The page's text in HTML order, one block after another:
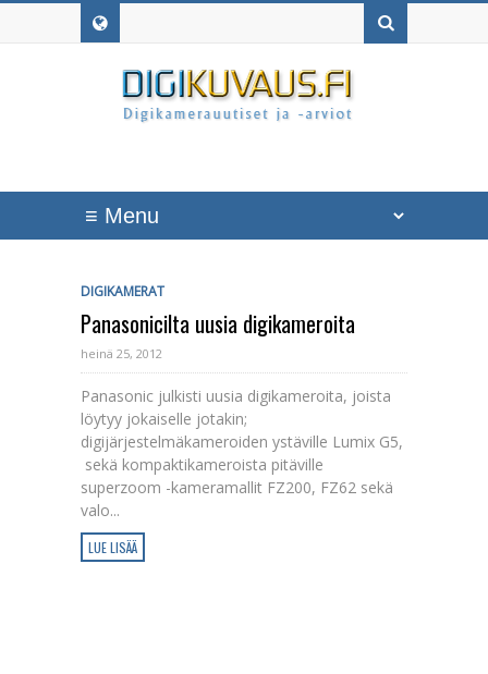
DIGIKAMERAT
Panasonicilta uusia digikameroita
heinä 25, 2012
Panasonic julkisti uusia digikameroita, joista
löytyy jokaiselle jotakin;
digijärjestelmäkameroiden ystäville Lumix G5,
sekä kompaktikameroista pitäville
superzoom -kameramallit FZ200, FZ62 sekä
valo...
LUE LISÄÄ